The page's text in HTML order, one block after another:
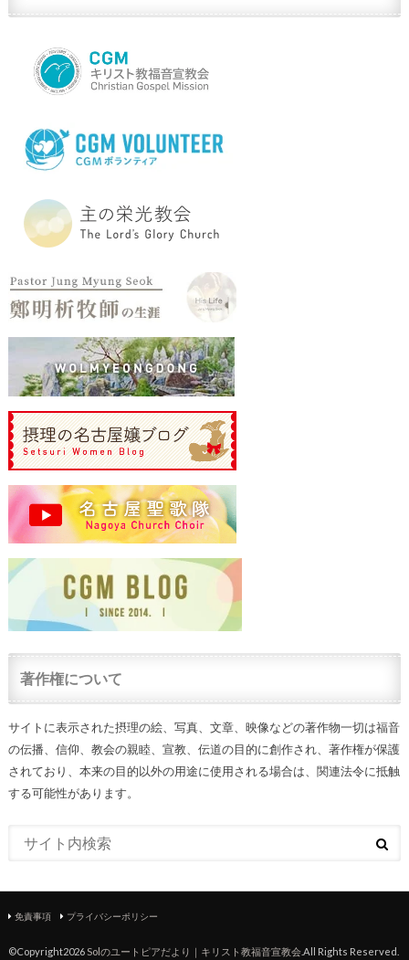
著作権について
サイトに表示された摂理の絵、写真、文章、映像などの著作物一切は福音
の伝播、信仰、教会の親睦、宣教、伝道の目的に創作され、著作権が保護
されており、本来の目的以外の用途に使用される場合は、関連法令に抵触
する可能性があります。
免責事項 プライバシーポリシー
©Copyright2026Solのユートピアだより｜キリスト教福音宣教会.All Rights Reserved.